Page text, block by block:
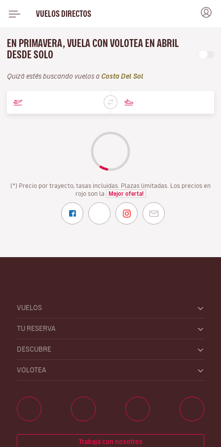
VUELOS DIRECTOS
EN PRIMAVERA, VUELA CON VOLOTEA EN ABRIL
DESDE SOLO
Quizá estés buscando vuelos a Costa Del Sol
(*) Precio por trayecto, tasas incluidas. Plazas limitadas. Los precios en
rojo son la
Mejor oferta!
VUELOS
TU RESERVA
DESCUBRE
VOLOTEA
Trabaja con nosotros